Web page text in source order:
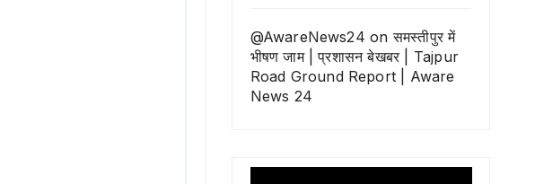
@AwareNews24 onसमस्तीपुर में
भीषण जाम | प्रशासन बेखबर | Tajpur
Road Ground Report | Aware
News 24